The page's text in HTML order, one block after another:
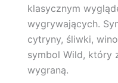
klasycznym
wygrywających.
cytryny, śliwki,
symbol Wild, który
wygraną.